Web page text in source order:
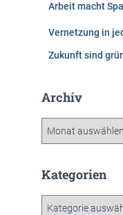
Arbeit macht
Vernetzung in
Zukunft sind
Archiv
h
Kategorien